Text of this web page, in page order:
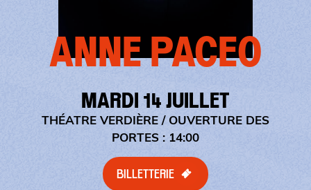
ANNE PACEO
MARDI 14 JUILLET
THÉATRE VERDIÈRE / OUVERTURE DES
PORTES : 14:00
BILLETTERIE